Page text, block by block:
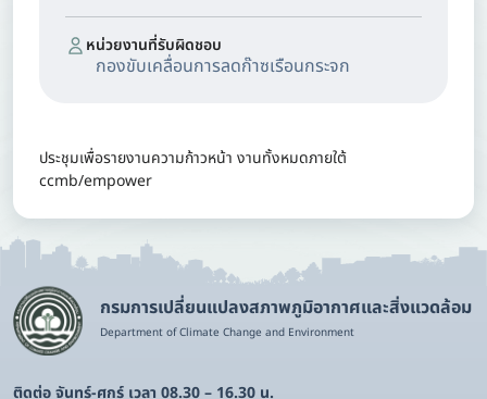
หน่วยงานที่รับผิดชอบ
กองขับเคลื่อนการลดก๊าซเรือนกระจก
ประชุมเพื่อรายงานความก้าวหน้า งานทั้งหมดภายใต้
ccmb/empower
กรมการเปลี่ยนแปลงสภาพภูมิอากาศและสิ่งแวดล้อม
Department of Climate Change and Environment
ติดต่อ จันทร์-ศุกร์ เวลา 08.30 – 16.30 น.